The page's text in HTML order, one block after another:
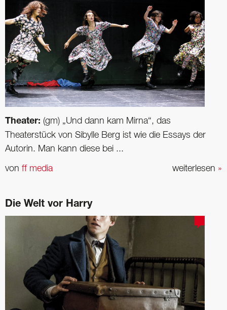
Theater: (gm) „Und dann kam Mirna“, das
Theaterstück von ­Sibylle Berg ist wie die Essays der
Autorin. Man kann diese bei ...
weiterlesen »
von ff media
Die Welt vor Harry